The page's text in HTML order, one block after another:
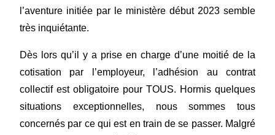
l’aventure initiée par le ministère début 2023 semble
très inquiétante.
Dès lors qu’il y a prise en charge d’une moitié de la
cotisation par l’employeur, l’adhésion au contrat
collectif est obligatoire pour TOUS. Hormis quelques
situations exceptionnelles, nous sommes tous
concernés par ce qui est en train de se passer. Malgré